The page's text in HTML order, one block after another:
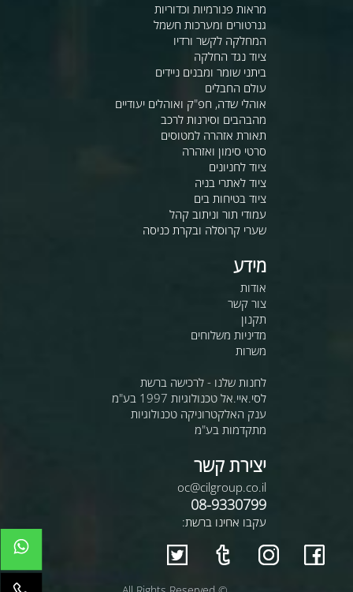
מראות פנורמיות וכדוריות
גנרטורים ומערכות חשמל
המחלקה לקשר ורדיו
ציוד נגד החלקה
ביתני שומר ומבנים ניידים
עולם החבלים
אוהלי שדה, חפ"ק ואוהלים יעודיים
מהבהבים וסירנות לרכב
תאורת אזהרה למטוסים
סרטי סימון ואזהרה
ציוד לחניונים
ציוד לאתרי בניה
ציוד בטיחות בים
עמודי תור וניתוב קהל
שערי קרוסלה ובקרת כניסה
מידע
אודות
צור קשר
תקנון
מדיניות משלוחים
משרות
לחנות שלנו - לרכישה ברשת
לסי.איי.אל טכנולוגיות 1997 בע"מ
ענק האלקטרוניקה טכנולוגיות
מתקדמות בע"מ
יצירת קשר
oc@cilgroup.co.il
08-9330799
עקבו אחינו ברשת: